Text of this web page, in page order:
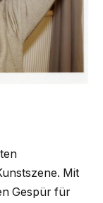
Mit
Gespür für